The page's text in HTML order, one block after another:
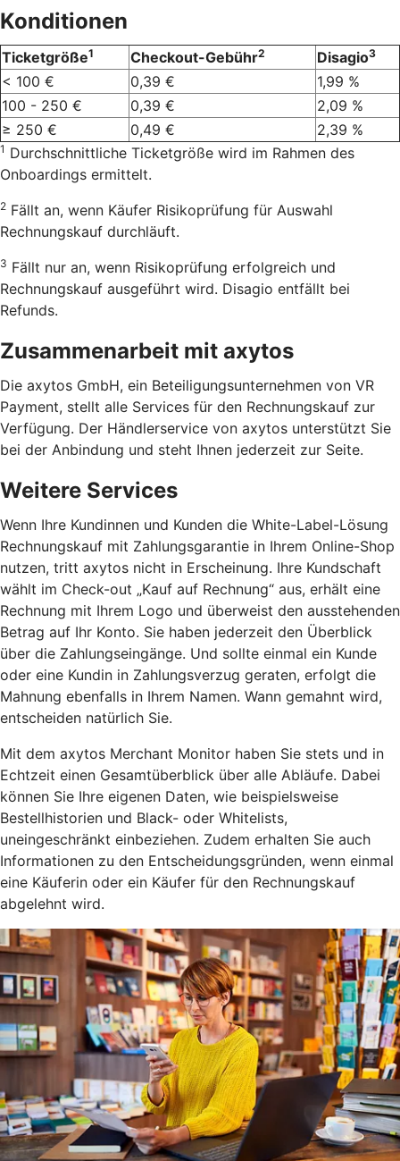
Konditionen
Ticketgröße1 Checkout-Gebühr2 Disagio3
< 100 € 0,39 €
1,99 %
100 - 250 €
0,39 €
2,09 %
≥ 250 €
0,49 € 2,39 %
1 Durchschnittliche Ticketgröße wird im Rahmen des
Onboardings ermittelt.
2 Fällt an, wenn Käufer Risikoprüfung für Auswahl
Rechnungskauf durchläuft.
3 Fällt nur an, wenn Risikoprüfung erfolgreich und
Rechnungskauf ausgeführt wird. Disagio entfällt bei
Refunds.
Zusammenarbeit mit axytos
Die axytos GmbH, ein Beteiligungsunternehmen von VR
Payment, stellt alle Services für den Rechnungskauf zur
Verfügung. Der Händlerservice von axytos unterstützt Sie
bei der Anbindung und steht Ihnen jederzeit zur Seite.
Weitere Services
Wenn Ihre Kundinnen und Kunden die White-Label-Lösung
Rechnungskauf mit Zahlungsgarantie in Ihrem Online-Shop
nutzen, tritt axytos nicht in Erscheinung. Ihre Kundschaft
wählt im Check-out „Kauf auf Rechnung“ aus, erhält eine
Rechnung mit Ihrem Logo und überweist den ausstehenden
Betrag auf Ihr Konto. Sie haben jederzeit den Überblick
über die Zahlungseingänge. Und sollte einmal ein Kunde
oder eine Kundin in Zahlungsverzug geraten, erfolgt die
Mahnung ebenfalls in Ihrem Namen. Wann gemahnt wird,
entscheiden natürlich Sie.
Mit dem axytos Merchant Monitor haben Sie stets und in
Echtzeit einen Gesamtüberblick über alle Abläufe. Dabei
können Sie Ihre eigenen Daten, wie beispielsweise
Bestellhistorien und Black- oder Whitelists,
uneingeschränkt einbeziehen. Zudem erhalten Sie auch
Informationen zu den Entscheidungsgründen, wenn einmal
eine Käuferin oder ein Käufer für den Rechnungskauf
abgelehnt wird.